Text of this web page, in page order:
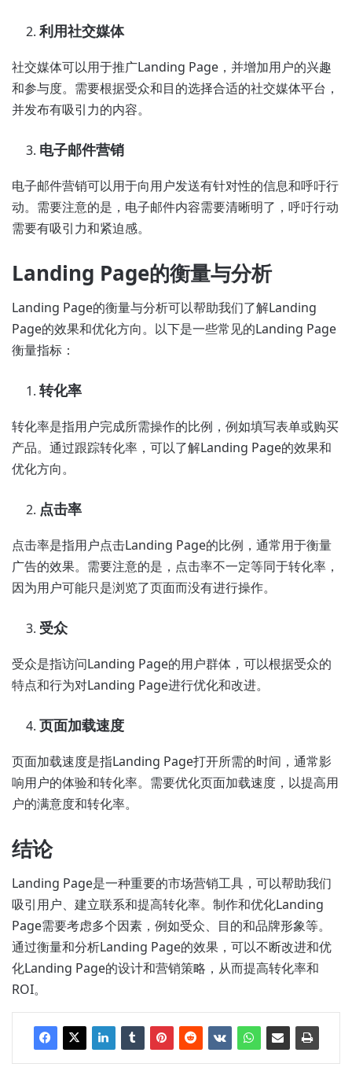
利用社交媒体
社交媒体可以用于推广Landing Page，并增加用户的兴趣
和参与度。需要根据受众和目的选择合适的社交媒体平台，
并发布有吸引力的内容。
电子邮件营销
电子邮件营销可以用于向用户发送有针对性的信息和呼吁行
动。需要注意的是，电子邮件内容需要清晰明了，呼吁行动
需要有吸引力和紧迫感。
Landing Page的衡量与分析
Landing Page的衡量与分析可以帮助我们了解Landing
Page的效果和优化方向。以下是一些常见的Landing Page
衡量指标：
转化率
转化率是指用户完成所需操作的比例，例如填写表单或购买
产品。通过跟踪转化率，可以了解Landing Page的效果和
优化方向。
点击率
点击率是指用户点击Landing Page的比例，通常用于衡量
广告的效果。需要注意的是，点击率不一定等同于转化率，
因为用户可能只是浏览了页面而没有进行操作。
受众
受众是指访问Landing Page的用户群体，可以根据受众的
特点和行为对Landing Page进行优化和改进。
页面加载速度
页面加载速度是指Landing Page打开所需的时间，通常影
响用户的体验和转化率。需要优化页面加载速度，以提高用
户的满意度和转化率。
结论
Landing Page是一种重要的市场营销工具，可以帮助我们
吸引用户、建立联系和提高转化率。制作和优化Landing
Page需要考虑多个因素，例如受众、目的和品牌形象等。
通过衡量和分析Landing Page的效果，可以不断改进和优
化Landing Page的设计和营销策略，从而提高转化率和
ROI。